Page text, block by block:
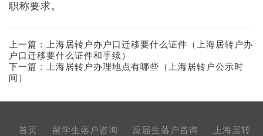
职称要求。
上一篇：
上海居转户办户口迁移要什么证件（上海居转户办
户口迁移要什么证件和手续）
下一篇：
上海居转户办理地点有哪些（上海居转户公示时
间）
首页 留学生落户咨询 应届生落户咨询
上海居转